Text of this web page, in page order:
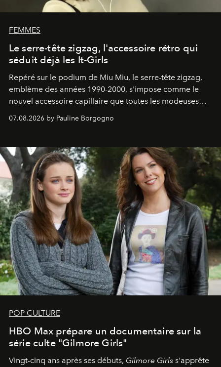
FEMMES
Le serre-tête zigzag, l'accessoire rétro qui
séduit déjà les It-Girls
Repéré sur le podium de Miu Miu, le serre-tête zigzag,
emblème des années 1990-2000, s'impose comme le
nouvel accessoire capillaire que toutes les modeuses
s'arrachent déjà.
07.08.2026 by Pauline Borgogno
POP CULTURE
HBO Max prépare un documentaire sur la
série culte "Gilmore Girls"
Vingt-cinq ans après ses débuts, Gilmore Girls s'apprête